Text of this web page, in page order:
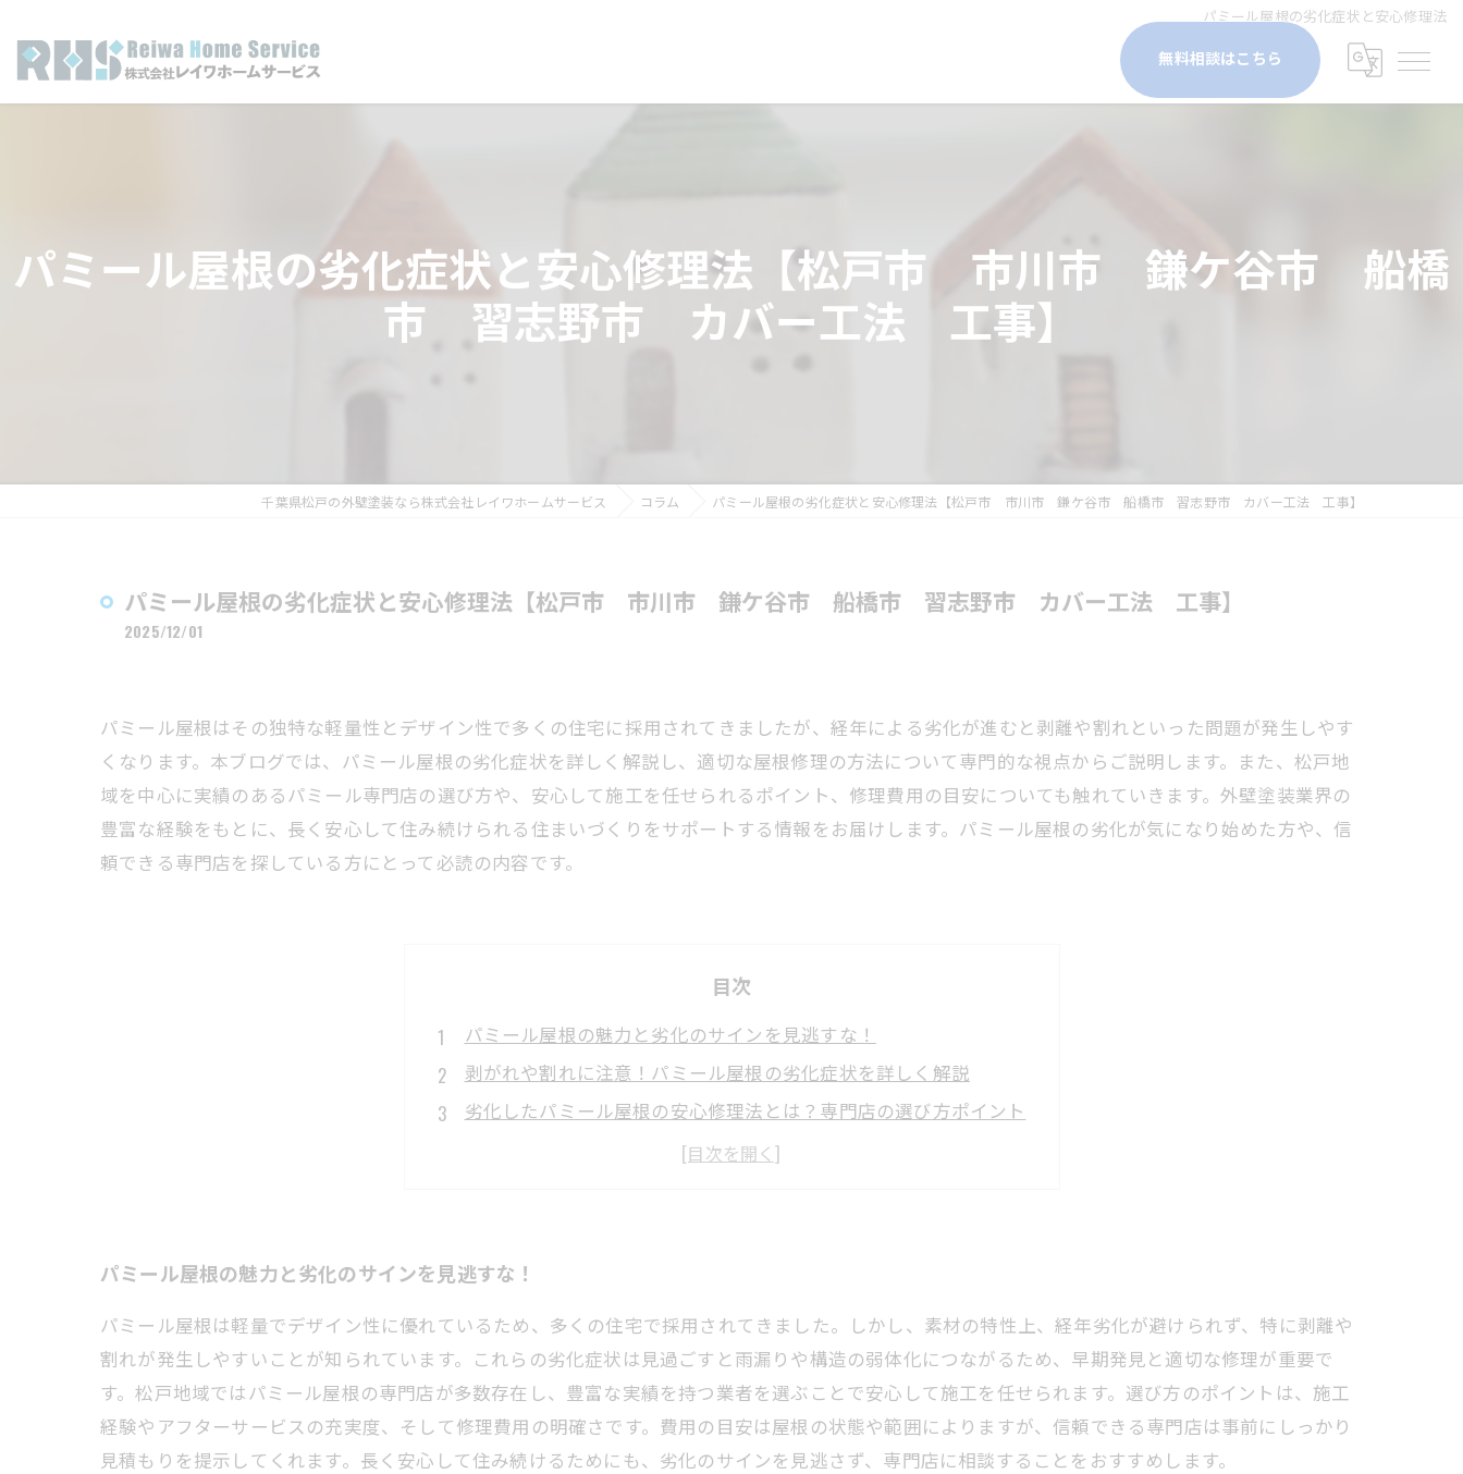
パミール屋根の劣化症状と安心修理法
無料相談はこちら
パミール屋根の劣化症状と安心修理法【松戸市 市川市 鎌ケ谷市 船橋
市 習志野市 カバー工法 工事】
千葉県松戸の外壁塗装なら株式会社レイワホームサービス コラム パミール屋根の劣化症状と安心修理法【松戸市 市川市 鎌ケ谷市 船橋市 習志野市 カバー工法 工事】
パミール屋根の劣化症状と安心修理法【松戸市 市川市 鎌ケ谷市 船橋市 習志野市 カバー工法 工事】
2025/12/01
パミール屋根はその独特な軽量性とデザイン性で多くの住宅に採用されてきましたが、経年による劣化が進むと剥離や割れといった問題が発生しやす
くなります。本ブログでは、パミール屋根の劣化症状を詳しく解説し、適切な屋根修理の方法について専門的な視点からご説明します。また、松戸地
域を中心に実績のあるパミール専門店の選び方や、安心して施工を任せられるポイント、修理費用の目安についても触れていきます。外壁塗装業界の
豊富な経験をもとに、長く安心して住み続けられる住まいづくりをサポートする情報をお届けします。パミール屋根の劣化が気になり始めた方や、信
頼できる専門店を探している方にとって必読の内容です。
目次
パミール屋根の魅力と劣化のサインを見逃すな！
剥がれや割れに注意！パミール屋根の劣化症状を詳しく解説
劣化したパミール屋根の安心修理法とは？専門店の選び方ポイント
松戸で信頼できるパミール専門店を見つけるためのチェックリスト
経験豊富な専門店が教える、松戸で安心施工を受けるコツと注意点
パミール屋根の魅力と劣化のサインを見逃すな！
パミール屋根は軽量でデザイン性に優れているため、多くの住宅で採用されてきました。しかし、素材の特性上、経年劣化が避けられず、特に剥離や
割れが発生しやすいことが知られています。これらの劣化症状は見過ごすと雨漏りや構造の弱体化につながるため、早期発見と適切な修理が重要で
す。松戸地域ではパミール屋根の専門店が多数存在し、豊富な実績を持つ業者を選ぶことで安心して施工を任せられます。選び方のポイントは、施工
経験やアフターサービスの充実度、そして修理費用の明確さです。費用の目安は屋根の状態や範囲によりますが、信頼できる専門店は事前にしっかり
見積もりを提示してくれます。長く安心して住み続けるためにも、劣化のサインを見逃さず、専門店に相談することをおすすめします。